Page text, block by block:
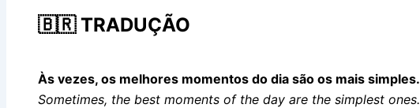
🇧🇷 TRADUÇÃO
Às vezes, os melhores momentos do dia são os mais simples.
Sometimes, the best moments of the day are the simplest ones.